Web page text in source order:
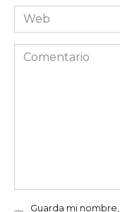
Web
Comentario
Guarda mi